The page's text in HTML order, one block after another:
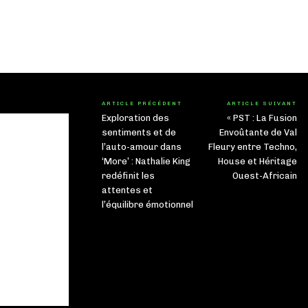
ARTICLE PRÉCÉDENT
Exploration des
sentiments et de
l’auto-amour dans
‘More’ : Nathalie King
redéfinit les
attentes et
l’équilibre émotionnel
ARTICLE SUIVANT
« PST : La Fusion
Envoûtante de Val
Fleury entre Techno,
House et Héritage
Ouest-Africain